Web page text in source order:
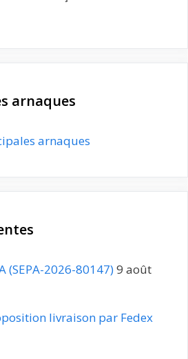
arnaques
arnaques
(SEPA-2026-80147)9 août
livraison par Fedex